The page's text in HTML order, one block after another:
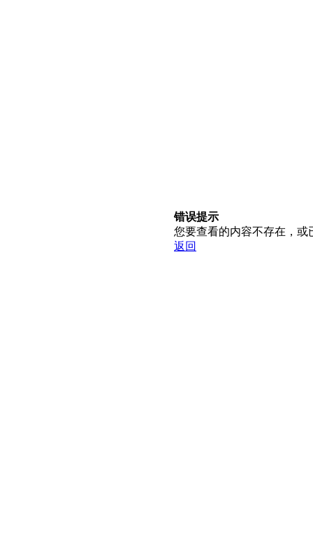
错误提示
您要查看的内容不存在，或
返回